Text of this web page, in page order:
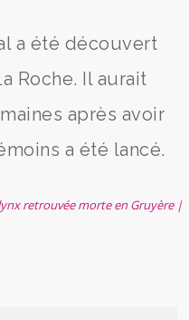
a été découvert
Roche. Il aurait
après avoir
a été lancé.
retrouvée morte en Gruyère |